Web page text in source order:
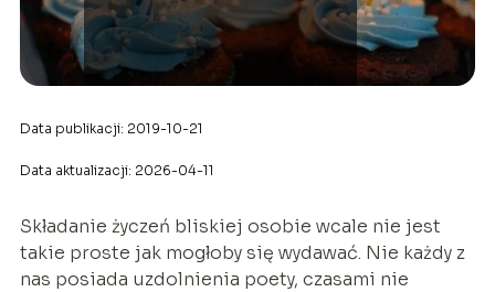
Data publikacji: 2019-10-21
Data aktualizacji: 2026-04-11
Składanie życzeń bliskiej osobie wcale nie jest
takie proste jak mogłoby się wydawać. Nie każdy z
nas posiada uzdolnienia poety, czasami nie